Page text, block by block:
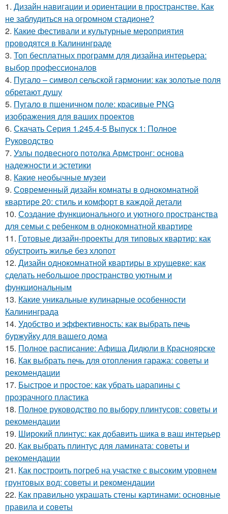
1. Дизайн навигации и ориентации в пространстве. Как
не заблудиться на огромном стадионе?
2. Какие фестивали и культурные мероприятия
проводятся в Калининграде
3. Топ бесплатных программ для дизайна интерьера:
выбор профессионалов
4. Пугало – символ сельской гармонии: как золотые поля
обретают душу
5. Пугало в пшеничном поле: красивые PNG
изображения для ваших проектов
6. Скачать Серия 1.245.4-5 Выпуск 1: Полное
Руководство
7. Узлы подвесного потолка Армстронг: основа
надежности и эстетики
8. Какие необычные музеи
9. Современный дизайн комнаты в однокомнатной
квартире 20: стиль и комфорт в каждой детали
10. Создание функционального и уютного пространства
для семьи с ребенком в однокомнатной квартире
11. Готовые дизайн-проекты для типовых квартир: как
обустроить жилье без хлопот
12. Дизайн однокомнатной квартиры в хрущевке: как
сделать небольшое пространство уютным и
функциональным
13. Какие уникальные кулинарные особенности
Калининграда
14. Удобство и эффективность: как выбрать печь
буржуйку для вашего дома
15. Полное расписание: Афиша Дидюли в Красноярске
16. Как выбрать печь для отопления гаража: советы и
рекомендации
17. Быстрое и простое: как убрать царапины с
прозрачного пластика
18. Полное руководство по выбору плинтусов: советы и
рекомендации
19. Широкий плинтус: как добавить шика в ваш интерьер
20. Как выбрать плинтус для ламината: советы и
рекомендации
21. Как построить погреб на участке с высоким уровнем
грунтовых вод: советы и рекомендации
22. Как правильно украшать стены картинами: основные
правила и советы